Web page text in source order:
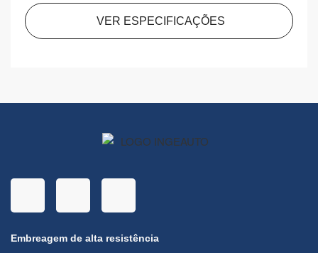
VER ESPECIFICAÇÕES
Embreagem de alta resistência